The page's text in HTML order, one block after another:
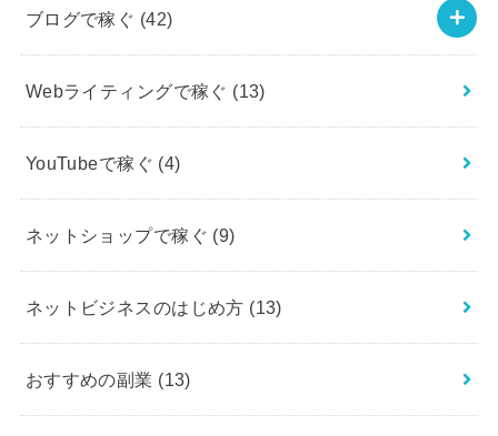
ブログで稼ぐ (42)
Webライティングで稼ぐ (13)
YouTubeで稼ぐ (4)
ネットショップで稼ぐ (9)
ネットビジネスのはじめ方 (13)
おすすめの副業 (13)